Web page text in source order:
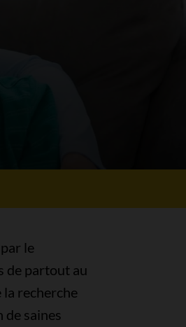
le
de partout au
recherche
de saines